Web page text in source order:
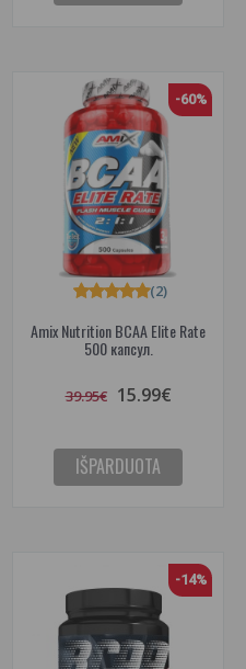
-60%
Amix Nutrition BCAA Elite Rate
500 капсул.
(2)
39.95€ 15.99€
IŠPARDUOTA
-14%